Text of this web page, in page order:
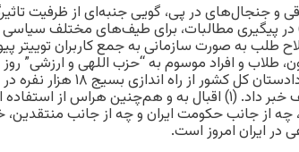
و جنجال‌های در پی، گویی جنبه‌ای از ظرفیت
پیگیری مطالبات، برای طیف‌های مختلف
به صورت سازمانی به جمع کاربران توییتر
طلاب و افراد موسوم به “حزب اللهی و ارزشی”
می‌یابد. ماه گذشته، معاون دادستان کل
جهت رصد سایت‌های متخلف خبر داد. (۱) اقبال به و هم‌چنین هراس
از جانب حکومت ایران و چه از جانب منتقدین،
در ایران امروز است.